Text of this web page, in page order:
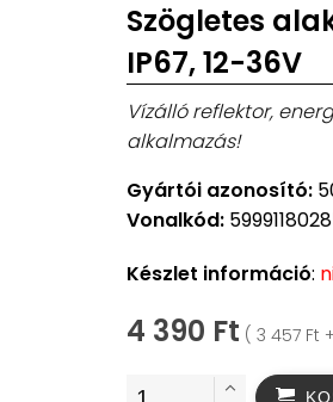
Szögletes
IP67, 12-36V
Vízálló reflektor,
alkalmazás!
Gyártói azonosító:
Vonalkód:
Készlet információ:
4 390 Ft ( 3 457 Ft